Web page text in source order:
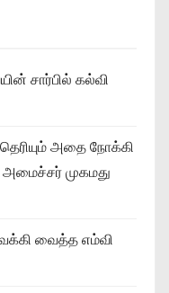
சார்பில் கல்வி
அதை நோக்கி
முகமது
வைத்த எம்வி